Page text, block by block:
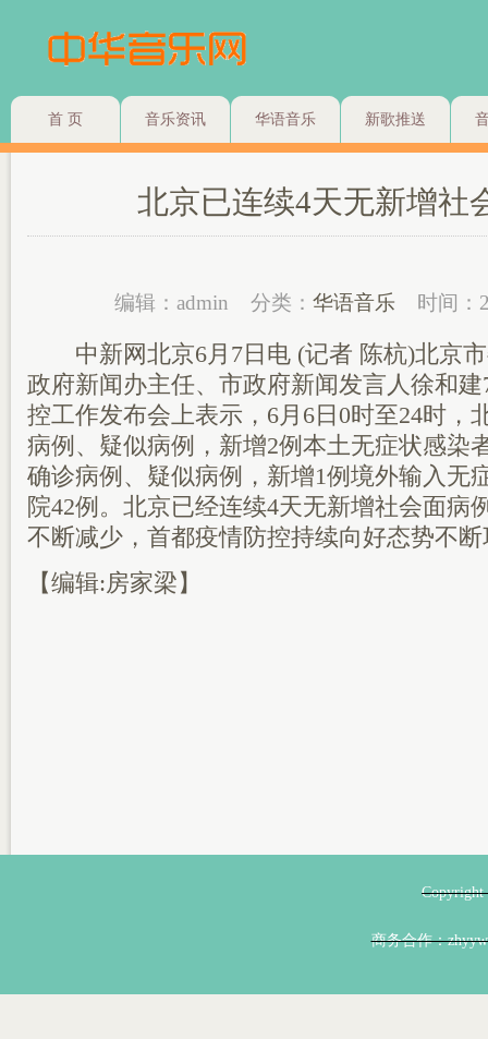
首 页 音乐资讯 华语音乐 新歌推送
北京已连续4天无新增社
编辑：admin 分类： 华语音乐 时间：
中新网北京6月7日电 (记者 陈杭)北京市
政府新闻办主任、市政府新闻发言人徐和
控工作发布会上表示，6月6日0时至24时，
病例、疑似病例，新增2例本土无症状感染
确诊病例、疑似病例，新增1例境外输入无
院42例。北京已经连续4天无新增社会面病
不断减少，首都疫情防控持续向好态势不
【编辑:房家梁】
商务合作：